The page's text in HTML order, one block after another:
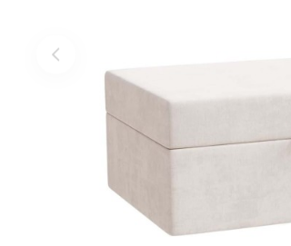
Facebook Google
Konto erstellen